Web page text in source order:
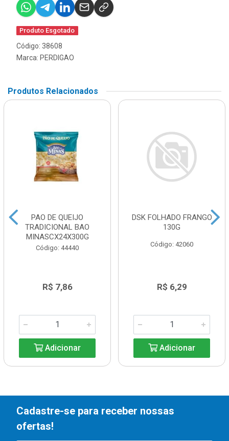
Produto Esgotado
Código: 38608
Marca: PERDIGAO
Produtos Relacionados
PAO DE QUEIJO
TRADICIONAL BAO
MINASCX24X300G
Código: 44440
R$ 7,86
Adicionar
DSK FOLHADO FRANGO
130G
Código: 42060
R$ 6,29
Adicionar
Cadastre-se para receber nossas
ofertas!